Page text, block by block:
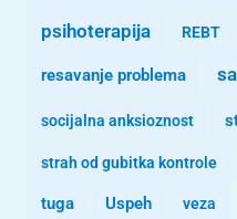
psihoterapija REBT
resavanje problema
socijalna anksioznost
strah od gubitka kontrole
tuga Uspeh veza